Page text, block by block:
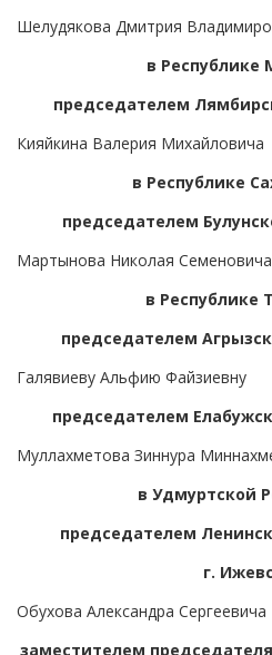
Шелудякова Дмитрия
в Республике
председателем
Кияйкина Валерия Михайловича
в Республике
председателем
Мартынова Николая Семеновича
в Республике
председателем
Галявиеву Альфию Файзиевну
председателем
Муллахметова Зиннура
в Удмуртской
председателем
г.
Обухова Александра Сергеевича
заместителем